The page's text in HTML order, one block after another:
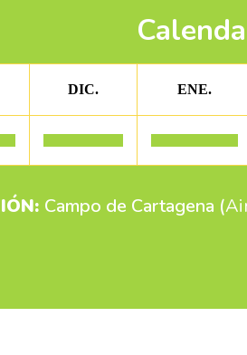
DIC. ENE.
Campo de Cartagena (